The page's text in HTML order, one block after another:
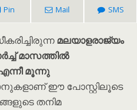
Pin Mail SMS
മലയാളരാജ്യം
മാസത്തിൽ
മൂന്നു
ഈ പോസ്റ്റിലൂടെ
തനിമ